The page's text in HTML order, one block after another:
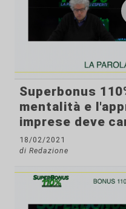
Superbonus
mentalità e
imprese deve
18/02/2021
di Redazione